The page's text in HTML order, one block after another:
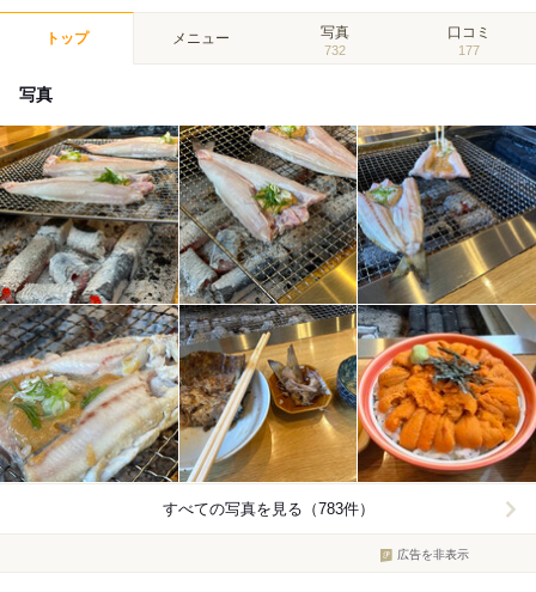
トップ メニュー 写真
732
口コミ
177
写真
すべての写真を見る（783件）
広告を非表示